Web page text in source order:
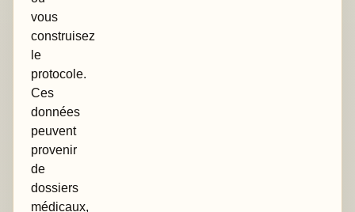
vous
construisez
le
protocole.
Ces
données
peuvent
provenir
de
dossiers
médicaux,